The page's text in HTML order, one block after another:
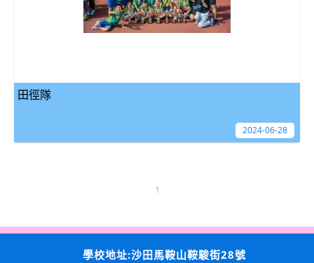
田徑隊
2024-06-28
1
學校地址:沙田馬鞍山鞍駿街28號